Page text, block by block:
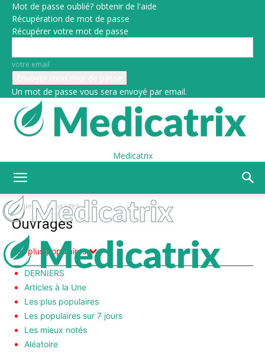
Mot de passe oublié? obtenir de l'aide
Récupération de mot de passe
Récupérer votre mot de passe
votre email
Un mot de passe vous sera envoyé par email.
Medicatrix
Accueil Ouvrages
Ouvrages
Les plus populaires
DERNIERS
Articles à la Une
Les plus populaires
Les populaires sur 7 jours
Les mieux notés
Aléatoire